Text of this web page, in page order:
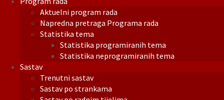
Aktuelni program rada
Napredna pretraga Programa rada
Statistika tema
Statistika programiranih tema
Statistika neprogramiranih tema
Sastav
Trenutni sastav
Sastav po strankama